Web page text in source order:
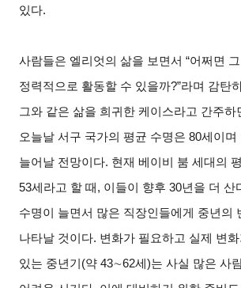
있다.
사람들은 엘리엇의 삶을 보면서 “어쩌면
정력적으로 활동할 수 있을까?”라며 감탄
그와 같은 삶을 희귀한 케이스라고 간주하
오늘날 서구 국가의 평균 수명은 80세이며
늘어날 전망이다. 현재 베이비 붐 세대의
53세라고 할 때, 이들이 향후 30년을 더 산
수명이 늘면서 많은 직장인들에게 중년의
나타날 것이다. 변화가 필요하고 실제 변
있는 중년기(약 43∼62세)는 사실 많은 사